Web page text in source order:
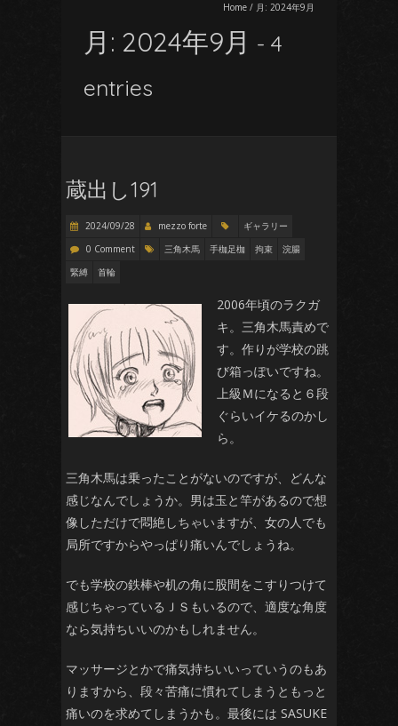
Home / 月: 2024年9月
月: 2024年9月 - 4
entries
蔵出し191
2024/09/28 mezzo forte
ギャラリー
0 Comment
三角木馬 手枷足枷 拘束
浣腸
緊縛
首輪
2006年頃のラクガ
キ。三角木馬責めで
す。作りが学校の跳
び箱っぽいですね。
上級Ｍになると６段
ぐらいイケるのかし
ら。
三角木馬は乗ったことがないのですが、どんな
感じなんでしょうか。男は玉と竿があるので想
像しただけで悶絶しちゃいますが、女の人でも
局所ですからやっぱり痛いんでしょうね。
でも学校の鉄棒や机の角に股間をこすりつけて
感じちゃっているＪＳもいるので、適度な角度
なら気持ちいいのかもしれません。
マッサージとかで痛気持ちいいっていうのもあ
りますから、段々苦痛に慣れてしまうともっと
痛いのを求めてしまうかも。最後には SASUKE